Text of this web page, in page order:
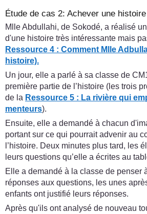
Étude de cas 2: Achever une histoire
Mlle Abdullahi, de Sokodé, a réalisé
d'une histoire très intéressante mais
Ressource 4 : Comment Mlle
histoire).
Un jour, elle a parlé à sa classe de
première partie de l’histoire (les trois
de la Ressource 5 : La rivière qui
menteurs).
Ensuite, elle a demandé à chacun
portant sur ce qui pourrait advenir au
l’histoire. Deux minutes plus tard, les
leurs questions qu’elle a écrites au
Elle a demandé à la classe de penser
réponses aux questions, les unes
enfants ont justifié leurs réponses.
Après qu'ils ont analysé de nouveau